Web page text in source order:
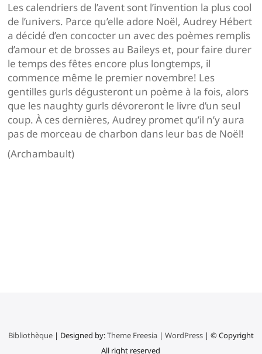
Les calendriers de l’avent sont l’invention la plus cool
de l’univers. Parce qu’elle adore Noël, Audrey Hébert
a décidé d’en concocter un avec des poèmes remplis
d’amour et de brosses au Baileys et, pour faire durer
le temps des fêtes encore plus longtemps, il
commence même le premier novembre! Les
gentilles gurls dégusteront un poème à la fois, alors
que les naughty gurls dévoreront le livre d’un seul
coup. À ces dernières, Audrey promet qu’il n’y aura
pas de morceau de charbon dans leur bas de Noël!
(Archambault)
Bibliothèque| Designed by:Theme Freesia| WordPress| © Copyright
All right reserved